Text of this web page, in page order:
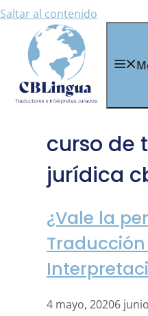
Saltar al contenido
curso de
jurídica
¿Vale la
Traducción
4 mayo, 20206